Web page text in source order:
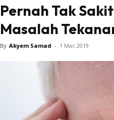
Pernah Tak
Masalah
By Akyem Samad - 1 Mac 2019